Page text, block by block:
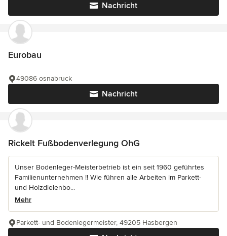
Nachricht
Eurobau
Nachricht
49086 osnabruck
Rickelt Fußbodenverlegung OhG
Unser Bodenleger-Meisterbetrieb ist ein seit 1960 geführtes
Familienunternehmen !! Wie führen alle Arbeiten im Parkett-
und Holzdielenbo...
Mehr
Parkett- und Bodenlegermeister, 49205 Hasbergen